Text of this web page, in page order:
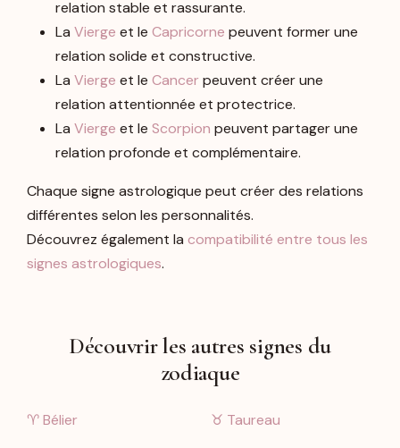
relation stable et rassurante.
La Vierge et le Capricorne peuvent former une
relation solide et constructive.
La Vierge et le Cancerpeuvent créer une
relation attentionnée et protectrice.
La Vierge et le Scorpion peuvent partager une
relation profonde et complémentaire.
Chaque signe astrologique peut créer des relations
différentes selon les personnalités.
Découvrez également la compatibilité entre tous les
signes astrologiques.
Découvrir les autres signes du
zodiaque
♈︎ Bélier ♉︎ Taureau